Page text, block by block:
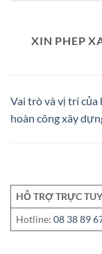
XIN PHEP
Vai trò và vị trí của
hoàn công xây
HỖ TRỢ TRỰC
Hotline:08 38 89